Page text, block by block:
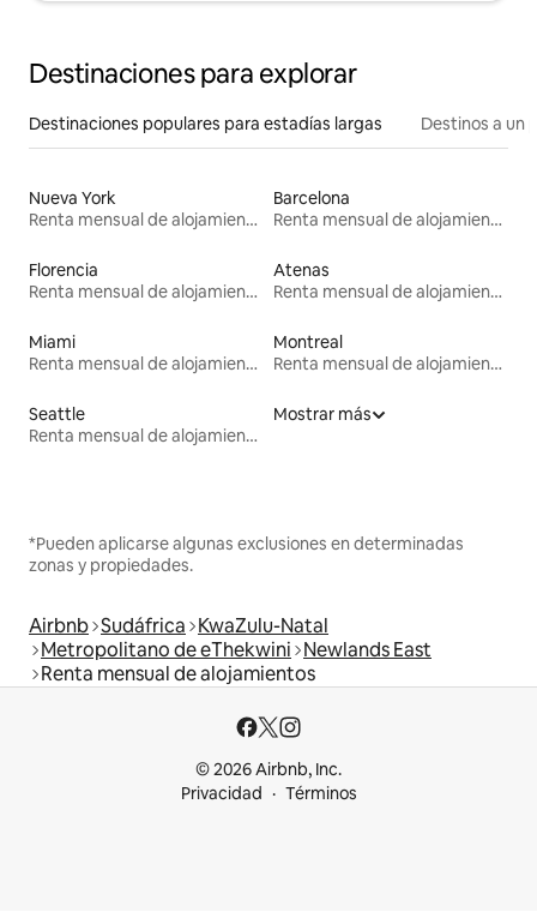
Destinaciones para explorar
Destinaciones populares para estadías largas Destinos a un
Nueva York
Renta mensual de alojamientos
Barcelona
Renta mensual de alojamientos
Florencia
Renta mensual de alojamientos
Atenas
Renta mensual de alojamientos
Miami
Renta mensual de alojamientos
Montreal
Renta mensual de alojamientos
Seattle
Renta mensual de alojamientos
Mostrar más
*Pueden aplicarse algunas exclusiones en determinadas
zonas y propiedades.
Airbnb Sudáfrica KwaZulu-Natal
Metropolitano de eThekwini Newlands East
Renta mensual de alojamientos
© 2026 Airbnb, Inc.
Privacidad
Términos